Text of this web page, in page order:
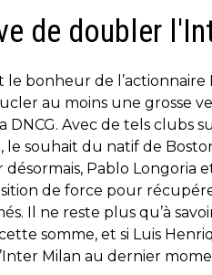
de doubler
bonheur de l’actionnaire
au moins une grosse
DNCG. Avec de tels clubs
le souhait du natif de
Pablo Longoria
de force pour
Il ne reste plus qu’à
somme, et si Luis
Milan au dernier